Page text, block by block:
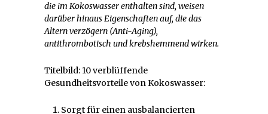
die im Kokoswasser enthalten sind, weisen
darüber hinaus Eigenschaften auf, die das
Altern verzögern (Anti-Aging),
antithrombotisch und krebshemmend wirken.
Titelbild: 10 verblüffende
Gesundheitsvorteile von Kokoswasser:
Sorgt für einen ausbalancierten